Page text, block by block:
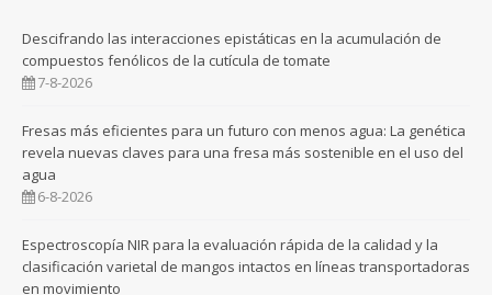
Descifrando las interacciones epistáticas en la acumulación de
compuestos fenólicos de la cutícula de tomate
7-8-2026
Fresas más eficientes para un futuro con menos agua: La genética
revela nuevas claves para una fresa más sostenible en el uso del
agua
6-8-2026
Espectroscopía NIR para la evaluación rápida de la calidad y la
clasificación varietal de mangos intactos en líneas transportadoras
en movimiento